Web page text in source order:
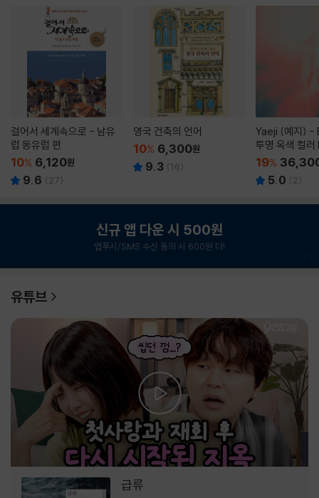
걸어서 세계속으로 - 남유
럽 동유럽 편
10% 6,120원
9.6 ( 27)
영국 건축의 언어
10% 6,300원
9.3 (16)
Yaeji (예지) -
투명 옥색 컬
19%
5.0 ( 2)
신규 앱 다운 시 500원
앱푸시/SMS 수신 동의 시 600원 더!
유튜브
급류